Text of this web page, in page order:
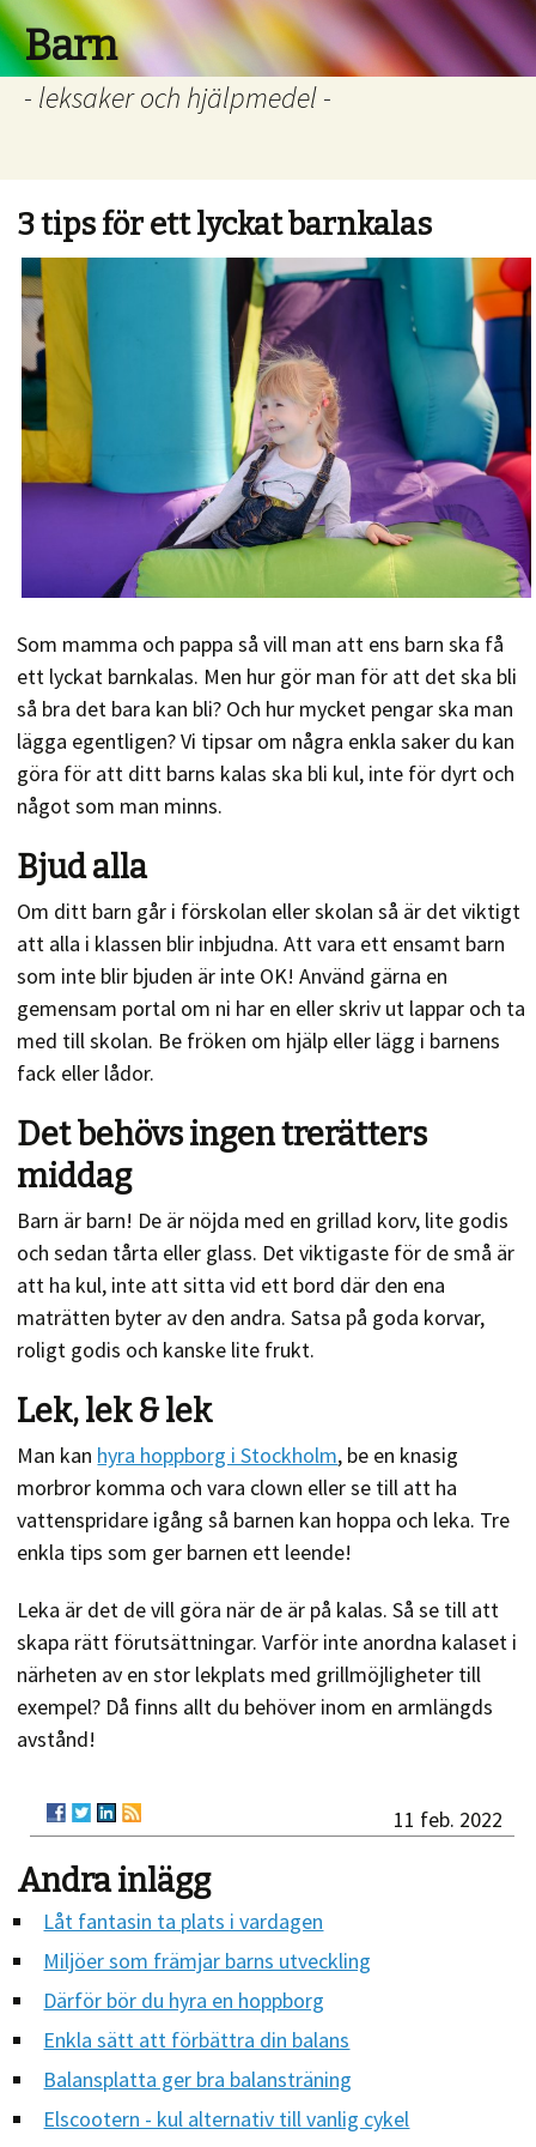
Barn
- leksaker och hjälpmedel -
3 tips för ett lyckat barnkalas
Som mamma och pappa så vill man att ens barn ska få
ett lyckat barnkalas. Men hur gör man för att det ska bli
så bra det bara kan bli? Och hur mycket pengar ska man
lägga egentligen? Vi tipsar om några enkla saker du kan
göra för att ditt barns kalas ska bli kul, inte för dyrt och
något som man minns.
Bjud alla
Om ditt barn går i förskolan eller skolan så är det viktigt
att alla i klassen blir inbjudna. Att vara ett ensamt barn
som inte blir bjuden är inte OK! Använd gärna en
gemensam portal om ni har en eller skriv ut lappar och ta
med till skolan. Be fröken om hjälp eller lägg i barnens
fack eller lådor.
Det behövs ingen trerätters
middag
Barn är barn! De är nöjda med en grillad korv, lite godis
och sedan tårta eller glass. Det viktigaste för de små är
att ha kul, inte att sitta vid ett bord där den ena
maträtten byter av den andra. Satsa på goda korvar,
roligt godis och kanske lite frukt.
Lek, lek & lek
Man kan hyra hoppborg i Stockholm, be en knasig
morbror komma och vara clown eller se till att ha
vattenspridare igång så barnen kan hoppa och leka. Tre
enkla tips som ger barnen ett leende!
Leka är det de vill göra när de är på kalas. Så se till att
skapa rätt förutsättningar. Varför inte anordna kalaset i
närheten av en stor lekplats med grillmöjligheter till
exempel? Då finns allt du behöver inom en armlängds
avstånd!
11 feb. 2022
Andra inlägg
Låt fantasin ta plats i vardagen
Miljöer som främjar barns utveckling
Därför bör du hyra en hoppborg
Enkla sätt att förbättra din balans
Balansplatta ger bra balansträning
Elscootern - kul alternativ till vanlig cykel